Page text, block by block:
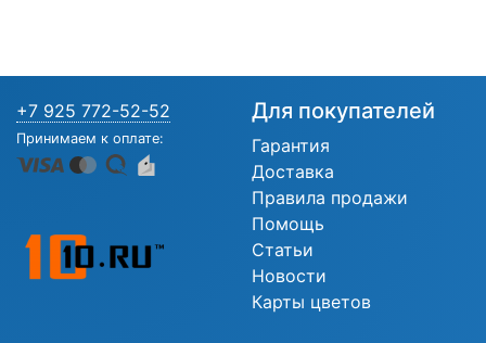
+7 925 772-52-52
Принимаем к оплате:
Для покупателей
Гарантия
Доставка
Правила продажи
Помощь
Статьи
Новости
Карты цветов